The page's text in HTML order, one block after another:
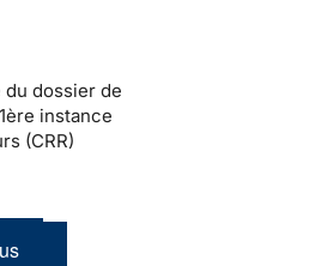
du dossier de
instance
(CRR)